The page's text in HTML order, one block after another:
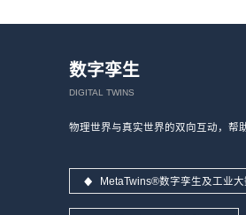
数字孪生
DIGITAL TWINS
物理世界与真实世界的双向互动，帮
MetaTwins®数字孪生及工业大